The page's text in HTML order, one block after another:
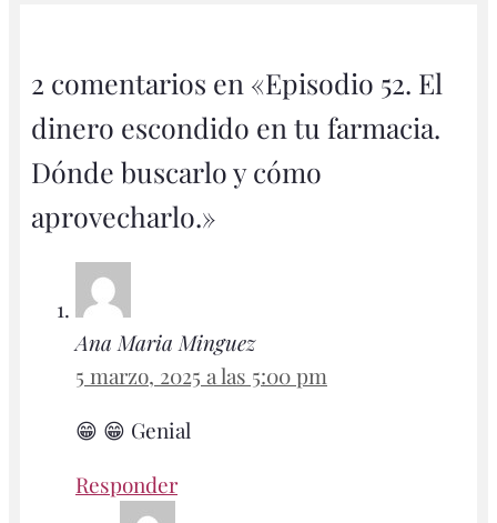
2 comentarios en «Episodio 52. El
dinero escondido en tu farmacia.
Dónde buscarlo y cómo
aprovecharlo.»
Ana Maria Minguez
5 marzo, 2025 a las 5:00 pm
😁 😁 Genial
Responder